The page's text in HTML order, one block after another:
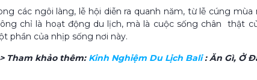
các ngôi làng, lễ hội diễn ra quanh năm, từ lễ cúng
chỉ là hoạt động du lịch, mà là cuộc sống chân thật
phần của nhịp sống nơi này.
Tham khảo thêm: Kinh Nghiệm Du Lịch Bali​ : Ăn Gì, Ở